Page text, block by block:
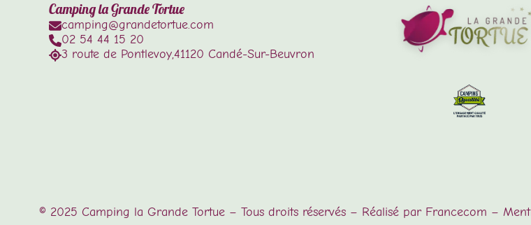
Camping la Grande Tortue
camping@grandetortue.com
02 54 44 15 20
3 route de Pontlevoy,41120 Candé-Sur-Beuvron
© 2025 Camping la Grande Tortue– Tous droits réservés – Réalisé par Francecom –